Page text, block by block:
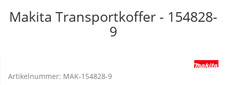
Makita Transportkoffer - 154828-
9
Artikelnummer: MAK-154828-9